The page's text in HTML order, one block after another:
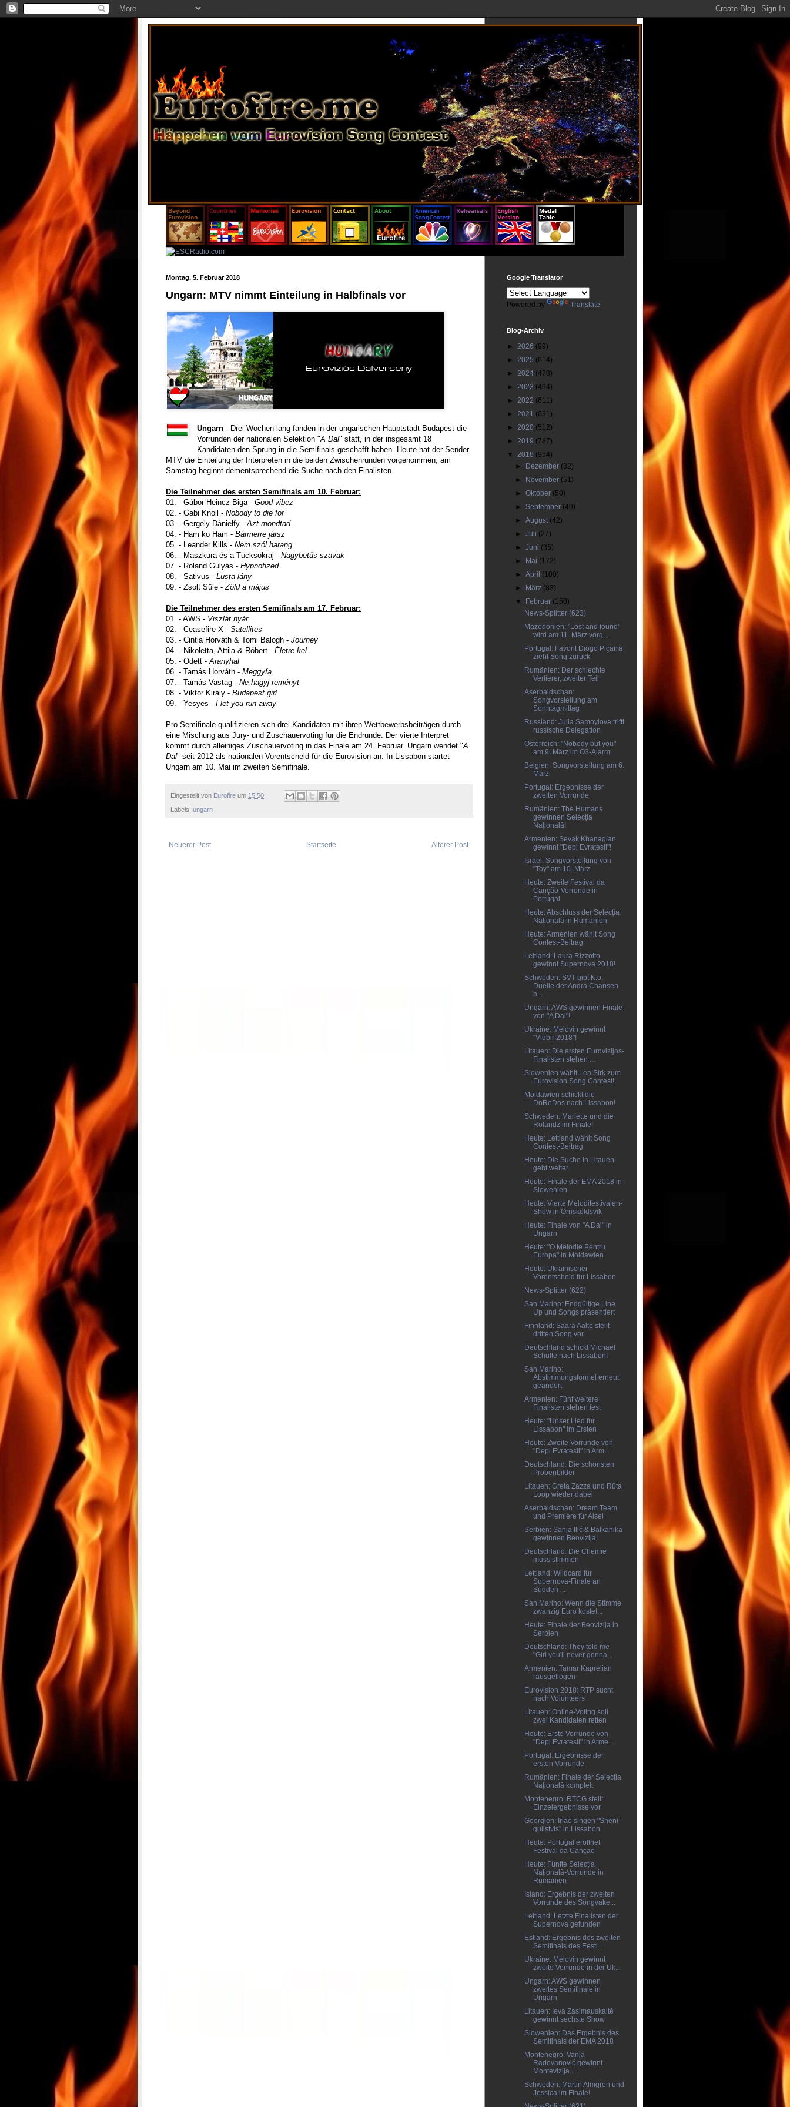
Montag, 5. Februar 2018
Ungarn: MTV nimmt Einteilung in Halbfinals vor
Ungarn- Drei Wochen lang fanden in der ungarischen Hauptstadt Budapest die
Vorrunden der nationalen Selektion "A Dal" statt, in der insgesamt 18
Kandidaten den Sprung in die Semifinals geschafft haben. Heute hat der Sender
MTV die Einteilung der Interpreten in die beiden Zwischenrunden vorgenommen, am
Samstag beginnt dementsprechend die Suche nach den Finalisten.
Die Teilnehmer des ersten Semifinals am 10. Februar:
01. - Gábor Heincz Biga - Good vibez
02. - Gabi Knoll - Nobody to die for
03. - Gergely Dánielfy - Azt mondtad
04. - Ham ko Ham - Bármerre jársz
05. - Leander Kills - Nem szól harang
06. - Maszkura és a Tücksökraj - Nagybetűs szavak
07. - Roland Gulyás - Hypnotized
08. - Sativus - Lusta lány
09. - Zsolt Süle - Zöld a május
Die Teilnehmer des ersten Semifinals am 17. Februar:
01. - AWS - Viszlát nyár
02. - Ceasefire X - Satellites
03. - Cintia Horváth & Tomi Balogh - Journey
04. - Nikoletta, Attila & Róbert - Életre kel
05. - Odett - Aranyhal
06. - Tamás Horváth - Meggyfa
07. - Tamás Vastag - Ne hagyj reményt
08. - Viktor Király - Budapest girl
09. - Yesyes - I let you run away
Pro Semifinale qualifizieren sich drei Kandidaten mit ihren Wettbewerbsbeiträgen durch
eine Mischung aus Jury- und Zuschauervoting für die Endrunde. Der vierte Interpret
kommt durch alleiniges Zuschauervoting in das Finale am 24. Februar. Ungarn wendet "A
Dal" seit 2012 als nationalen Vorentscheid für die Eurovision an. In Lissabon startet
Ungarn am 10. Mai im zweiten Semifinale.
Eingestellt von Eurofire um 15:50
Labels: ungarn
Neuerer Post Älterer Post
Startseite
Google Translator
Powered by Translate
Blog-Archiv
► 2026 (99)
► 2025 (614)
► 2024 (478)
► 2023 (494)
► 2022 (611)
► 2021 (631)
► 2020 (512)
► 2019 (787)
▼ 2018 (954)
►
Dezember (82)
►
November (51)
►Oktober (50)
► September (49)
►August (42)
►Juli (27)
►Juni (35)
►
Mai (172)
►April (100)
►
März (83)
▼
Februar (150)
News-Splitter (623)
Mazedonien: "Lost and found"
wird am 11. März vorg...
Portugal: Favorit Diogo Piçarra
zieht Song zurück
Rumänien: Der schlechte
Verlierer, zweiter Teil
Aserbaidschan:
Songvorstellung am
Sonntagmittag
Russland: Julia Samoylova trifft
russische Delegation
Österreich: "Nobody but you"
am 9. März im Ö3-Alarm
Belgien: Songvorstellung am 6.
März
Portugal: Ergebnisse der
zweiten Vorrunde
Rumänien: The Humans
gewinnen Selecția
Națională!
Armenien: Sevak Khanagian
gewinnt "Depi Evratesil"!
Israel: Songvorstellung von
"Toy" am 10. März
Heute: Zweite Festival da
Canção-Vorrunde in
Portugal
Heute: Abschluss der Selecția
Națională in Rumänien
Heute: Armenien wählt Song
Contest-Beitrag
Lettland: Laura Rizzotto
gewinnt Supernova 2018!
Schweden: SVT gibt K.o.-
Duelle der Andra Chansen
b...
Ungarn: AWS gewinnen Finale
von "A Dal"!
Ukraine: Mélovin gewinnt
"Vidbir 2018"!
Litauen: Die ersten Eurovizijos-
Finalisten stehen ...
Slowenien wählt Lea Sirk zum
Eurovision Song Contest!
Moldawien schickt die
DoReDos nach Lissabon!
Schweden: Mariette und die
Rolandz im Finale!
Heute: Lettland wählt Song
Contest-Beitrag
Heute: Die Suche in Litauen
geht weiter
Heute: Finale der EMA 2018 in
Slowenien
Heute: Vierte Melodifestivalen-
Show in Örnsköldsvik
Heute: Finale von "A Dal" in
Ungarn
Heute: "O Melodie Pentru
Europa" in Moldawien
Heute: Ukrainischer
Vorentscheid für Lissabon
News-Splitter (622)
San Marino: Endgültige Line
Up und Songs präsentiert
Finnland: Saara Aalto stellt
dritten Song vor
Deutschland schickt Michael
Schulte nach Lissabon!
San Marino:
Abstimmungsformel erneut
geändert
Armenien: Fünf weitere
Finalisten stehen fest
Heute: "Unser Lied für
Lissabon" im Ersten
Heute: Zweite Vorrunde von
"Depi Evratesil" in Arm...
Deutschland: Die schönsten
Probenbilder
Litauen: Greta Zazza und Rūta
Loop wieder dabei
Aserbaidschan: Dream Team
und Premiere für Aisel
Serbien: Sanja Ilić & Balkanika
gewinnen Beovizija!
Deutschland: Die Chemie
muss stimmen
Lettland: Wildcard für
Supernova-Finale an
Sudden ...
San Marino: Wenn die Stimme
zwanzig Euro kostet...
Heute: Finale der Beovizija in
Serbien
Deutschland: They told me
"Girl you'll never gonna...
Armenien: Tamar Kaprelian
rausgeflogen
Eurovision 2018: RTP sucht
nach Volunteers
Litauen: Online-Voting soll
zwei Kandidaten retten
Heute: Erste Vorrunde von
"Depi Evratesil" in Arme...
Portugal: Ergebnisse der
ersten Vorrunde
Rumänien: Finale der Selecția
Națională komplett
Montenegro: RTCG stellt
Einzelergebnisse vor
Georgien: Iriao singen "Sheni
gulistvis" in Lissabon
Heute: Portugal eröffnet
Festival da Cançao
Heute: Fünfte Selecția
Națională-Vorrunde in
Rumänien
Island: Ergebnis der zweiten
Vorrunde des Söngvake...
Lettland: Letzte Finalisten der
Supernova gefunden
Estland: Ergebnis des zweiten
Semifinals des Eesti...
Ukraine: Mélovin gewinnt
zweite Vorrunde in der Uk...
Ungarn: AWS gewinnen
zweites Semifinale in
Ungarn
Litauen: Ieva Zasimauskaitė
gewinnt sechste Show
Slowenien: Das Ergebnis des
Semifinals der EMA 2018
Montenegro: Vanja
Radovanović gewinnt
Montevizija ...
Schweden: Martin Almgren und
Jessica im Finale!